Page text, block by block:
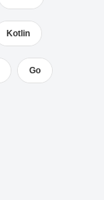
Kotlin
Go